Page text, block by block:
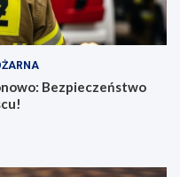
Bezpieczeństwo